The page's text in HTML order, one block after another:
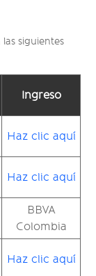
siguientes
Ingreso
Haz clic aquí
Haz clic aquí
BBVA
Colombia
Haz clic aquí